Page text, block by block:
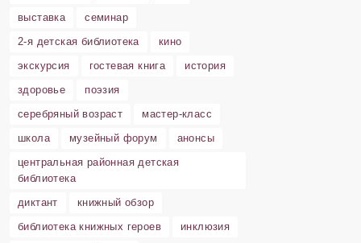
выставка
семинар
2-я детская библиотека
кино
экскурсия
гостевая книга
история
здоровье
поэзия
серебряный возраст
мастер-класс
школа
музейный форум
анонсы
центральная районная детская
библиотека
диктант
книжный обзор
библиотека книжных героев
инклюзия